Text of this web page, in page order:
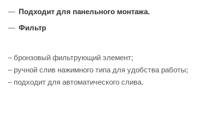
Подходит для панельного монтажа.
Фильтр
– бронзовый фильтрующий элемент;
– ручной слив нажимного типа для удобства работы;
– подходит для автоматического слива.